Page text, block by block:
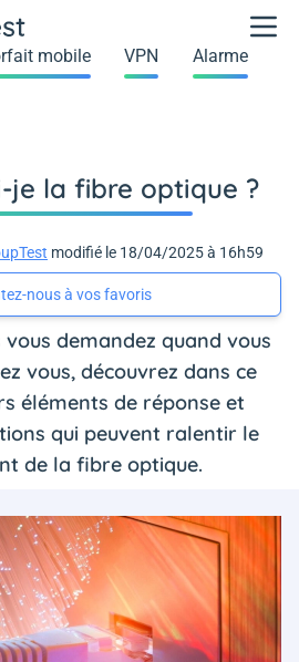
mobile VPN Alarme
je la fibre optique ?
modifié le 18/04/2025 à 16h59
nous à vos favoris
vous demandez quand vous
vous, découvrez dans ce
éléments de réponse et
qui peuvent ralentir le
de la fibre optique.